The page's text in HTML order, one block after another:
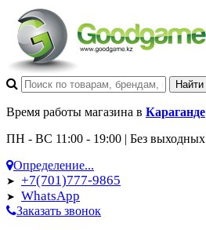
Время работы магазина в Караганде
ПН - ВС 11:00 - 19:00 | Без выходных
Определение...
➤ +7(701)777-9865
➤ WhatsApp
Заказать звонок